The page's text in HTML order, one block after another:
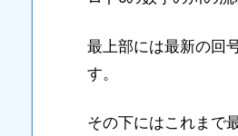
最上部には最新の回
す。
その下にはこれまで